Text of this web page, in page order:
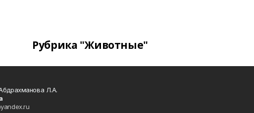
Рубрика "Животные"
Л.А.